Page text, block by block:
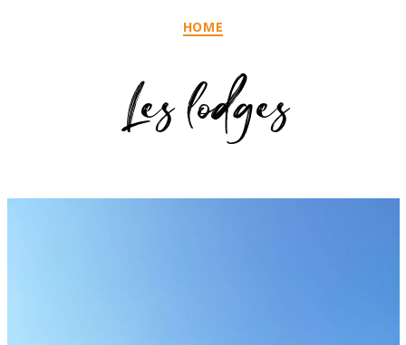
Categories
HOME
Les lodges